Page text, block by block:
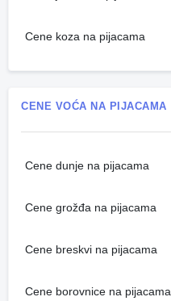
Cene koza na pijacama
CENE VOĆA NA PIJACAMA
Cene dunje na pijacama
Cene grožđa na pijacama
Cene breskvi na pijacama
Cene borovnice na pijacama